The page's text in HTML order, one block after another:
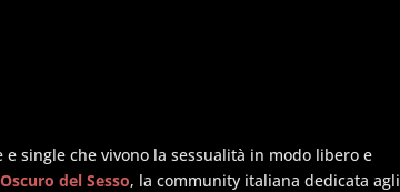
single che vivono la sessualità in modo libero e
del Sesso, la community italiana dedicata agli